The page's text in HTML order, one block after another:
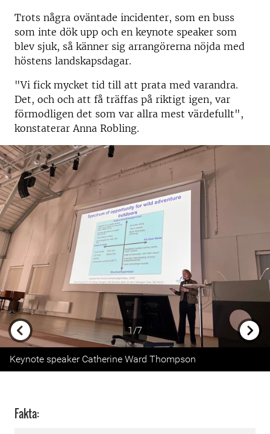
Trots några oväntade incidenter, som en buss
som inte dök upp och en keynote speaker som
blev sjuk, så känner sig arrangörerna nöjda med
höstens landskapsdagar.
"Vi fick mycket tid till att prata med varandra.
Det, och och att få träffas på riktigt igen, var
förmodligen det som var allra mest värdefullt",
konstaterar Anna Robling.
1/7
Keynote speaker Catherine Ward Thompson
Fakta: